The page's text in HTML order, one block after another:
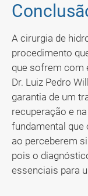
A cirurgia de
procedimento
que sofrem com
Dr. Luiz Pedro
garantia de um
recuperação e
fundamental que
ao perceberem
pois o
essenciais para